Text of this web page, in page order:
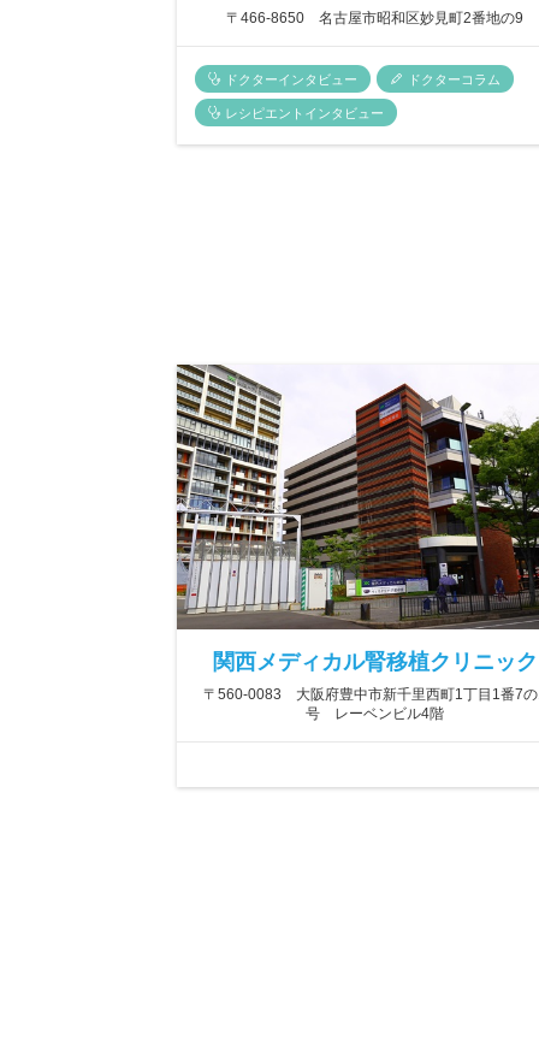
〒466-8650 名古屋市昭和区妙見町2番地の9
ドクターインタビュー ドクターコラム
レシピエントインタビュー
関西メディカル腎移植クリニック
〒560-0083 大阪府豊中市新千里西町1丁目1番7
号 レーベンビル4階